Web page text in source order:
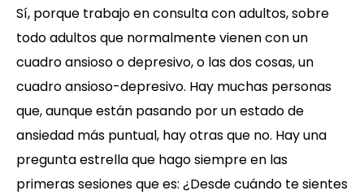
Sí, porque trabajo en consulta con adultos, sobre
todo adultos que normalmente vienen con un
cuadro ansioso o depresivo, o las dos cosas, un
cuadro ansioso-depresivo. Hay muchas personas
que, aunque están pasando por un estado de
ansiedad más puntual, hay otras que no. Hay una
pregunta estrella que hago siempre en las
primeras sesiones que es: ¿Desde cuándo te sientes